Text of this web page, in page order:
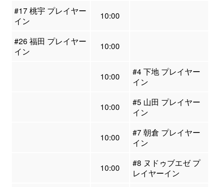
#17 桃宇 プレイヤー
イン
10:00
#26 福田 プレイヤー
イン
10:00
10:00
#4 下地 プレイヤー
イン
10:00
#5 山田 プレイヤー
イン
10:00
#7 朝倉 プレイヤー
イン
10:00
#8 ヌドゥブエゼ プ
レイヤーイン